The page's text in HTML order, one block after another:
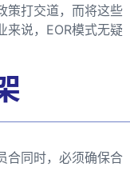
策打交道，而将这些
来说，EOR模式无疑
合同时，必须确保合